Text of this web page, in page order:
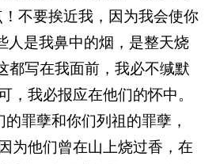
！不要挨近我，因为我会使你
人是我鼻中的烟，是整天烧
都写在我面前，我必不缄默
，我必报应在他们的怀中。
罪孽和你们列祖的罪孽，
为他们曾在山上烧过香，在